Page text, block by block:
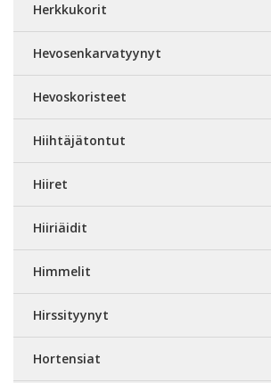
Herkkukorit
Hevosenkarvatyynyt
Hevoskoristeet
Hiihtäjätontut
Hiiret
Hiiriäidit
Himmelit
Hirssityynyt
Hortensiat